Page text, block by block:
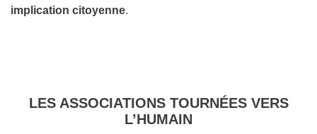
implication citoyenne.
LES ASSOCIATIONS TOURNÉES VERS
L’HUMAIN